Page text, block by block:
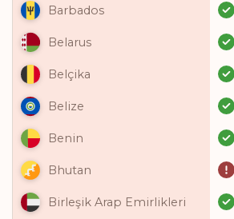
Barbados
Belarus
Belçika
Belize
Benin
Bhutan
Birleşik Arap Emirlikleri